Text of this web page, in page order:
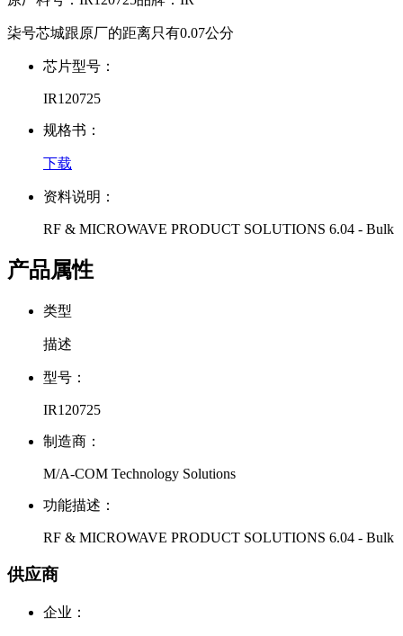
柒号芯城跟原厂的距离只有0.07公分
芯片型号：
IR120725
规格书：
下载
资料说明：
RF & MICROWAVE PRODUCT SOLUTIONS 6.04 - Bulk
产品属性
类型
描述
型号：
IR120725
制造商：
M/A-COM Technology Solutions
功能描述：
RF & MICROWAVE PRODUCT SOLUTIONS 6.04 - Bulk
供应商
企业：